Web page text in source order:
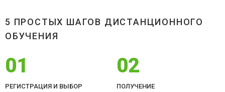
5 ПРОСТЫХ ШАГОВ ДИСТАНЦИОННОГО
ОБУЧЕНИЯ
01
РЕГИСТРАЦИЯ И ВЫБОР
02
ПОЛУЧЕНИЕ